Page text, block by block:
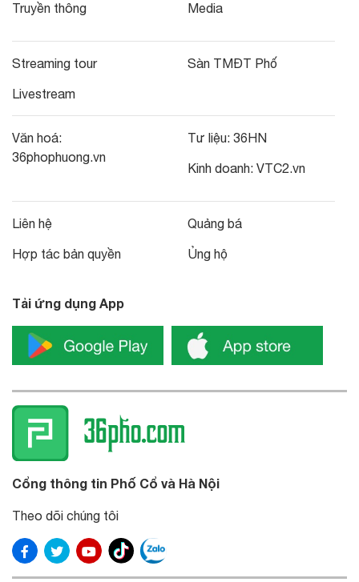
Truyền thông Media
Streaming tour
Livestream
Sàn TMĐT Phố
Văn hoá:
36phophuong.vn
Tư liệu: 36HN
Kinh doanh: VTC2.vn
Liên hệ
Hợp tác bản quyền
Quảng bá
Ủng hộ
Tải ứng dụng App
Cổng thông tin Phố Cổ và Hà Nội
Theo dõi chúng tôi